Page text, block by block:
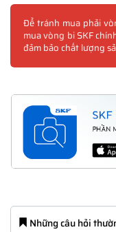
Để tránh mua phải
mua vòng bi SKF
đảm bảo chất lượng
Những câu hỏi